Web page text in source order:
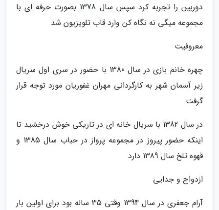
دوربین را تجربه کرد سپس سال 1378 بصورت حرفه ای با
مجموعه میگی نه نگاه کن وارد قاب تلویزیون شد
معروفیت
چهره خانم بازی در سال 1380 با حضور در سری اول سریال
زیر آسمان شهر به کارگردانی مهران غفوریان مورد توجه قرار
گرفت
در سال 1382 با سریال خانه ای در تاریکی خوش درخشید تا
اینکه حضور پیروز در مجموعه پرواز در حباب سال 1385 و
قهوه تلخ سال 1389 دارد
ازدواج و جدایی
آرام جعفری در سال 1394 وقتی 35 ساله بود برای اولین بار